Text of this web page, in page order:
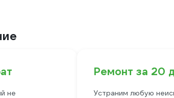
не
Ремонт за 20
Устраним любую